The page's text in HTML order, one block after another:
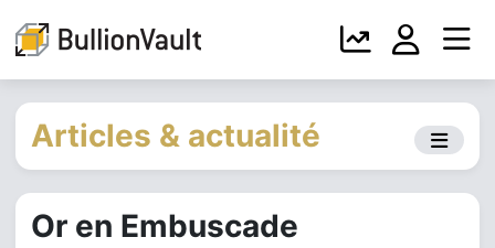
Articles & actualité
Or en Embuscade